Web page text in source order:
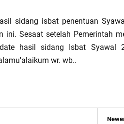
sidang isbat penentuan
ini. Sesaat setelah Pemerintah
hasil sidang Isbat Syawal
wr. wb..